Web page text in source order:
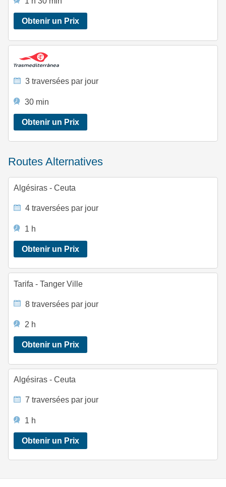
Obtenir un Prix
3 traversées par jour
30 min
Obtenir un Prix
Routes Alternatives
Algésiras - Ceuta
4 traversées par jour
1 h
Obtenir un Prix
Tarifa - Tanger Ville
8 traversées par jour
2 h
Obtenir un Prix
Algésiras - Ceuta
7 traversées par jour
1 h
Obtenir un Prix